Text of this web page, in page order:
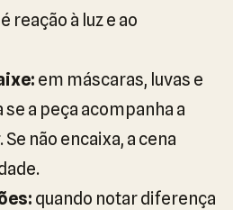
reação à luz e ao
em máscaras, luvas e
a peça acompanha a
não encaixa, a cena
quando notar diferença